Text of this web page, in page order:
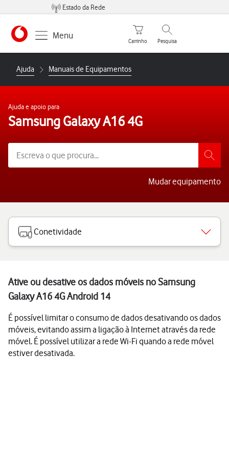
Estado da Rede
https://www.vodafone.pt
Menu
Carrinho de compras
Carrinho
Pesquisar
Pesquisa
Ajuda Manuais de Equipamentos
Ajuda e apoio para
Samsung Galaxy A16 4G
Mudar equipamento
Conetividade
Ative ou desative os dados móveis no Samsung
Galaxy A16 4G Android 14
É possível limitar o consumo de dados desativando os dados
móveis, evitando assim a ligação à Internet através da rede
móvel. É possível utilizar a rede Wi-Fi quando a rede móvel
estiver desativada.